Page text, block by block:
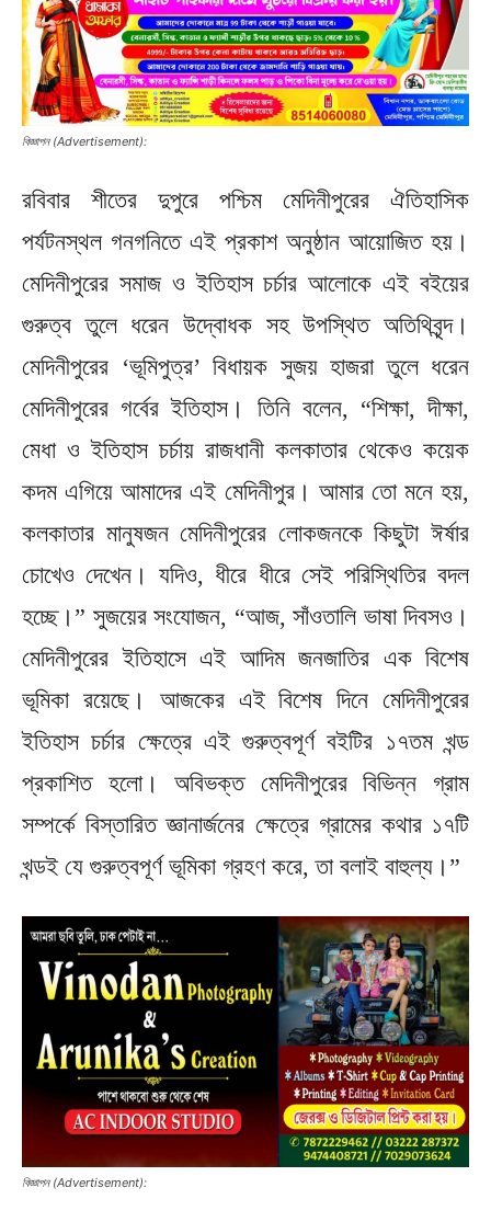
বিজ্ঞাপন (Advertisement):
রবিবার শীতের দুপুরে পশ্চিম মেদিনীপুরের ঐতিহাসিক
পর্যটনস্থল গনগনিতে এই প্রকাশ অনুষ্ঠান আয়োজিত হয়।
মেদিনীপুরের সমাজ ও ইতিহাস চর্চার আলোকে এই বইয়ের
গুরুত্ব তুলে ধরেন উদ্বোধক সহ উপস্থিত অতিথিবৃন্দ।
মেদিনীপুরের ‘ভূমিপুত্র’ বিধায়ক সুজয় হাজরা তুলে ধরেন
মেদিনীপুরের গর্বের ইতিহাস। তিনি বলেন, “শিক্ষা, দীক্ষা,
মেধা ও ইতিহাস চর্চায় রাজধানী কলকাতার থেকেও কয়েক
কদম এগিয়ে আমাদের এই মেদিনীপুর। আমার তো মনে হয়,
কলকাতার মানুষজন মেদিনীপুরের লোকজনকে কিছুটা ঈর্ষার
চোখেও দেখেন। যদিও, ধীরে ধীরে সেই পরিস্থিতির বদল
হচ্ছে।” সুজয়ের সংযোজন, “আজ, সাঁওতালি ভাষা দিবসও।
মেদিনীপুরের ইতিহাসে এই আদিম জনজাতির এক বিশেষ
ভূমিকা রয়েছে। আজকের এই বিশেষ দিনে মেদিনীপুরের
ইতিহাস চর্চার ক্ষেত্রে এই গুরুত্বপূর্ণ বইটির ১৭তম খন্ড
প্রকাশিত হলো। অবিভক্ত মেদিনীপুরের বিভিন্ন গ্রাম
সম্পর্কে বিস্তারিত জ্ঞানার্জনের ক্ষেত্রে গ্রামের কথার ১৭টি
খন্ডই যে গুরুত্বপূর্ণ ভূমিকা গ্রহণ করে, তা বলাই বাহুল্য।”
বিজ্ঞাপন (Advertisement):